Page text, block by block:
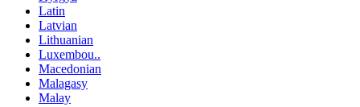
Latin
Latvian
Lithuanian
Luxembou..
Macedonian
Malagasy
Malay